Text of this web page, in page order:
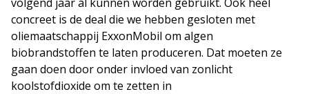
concreet is de deal die we hebben gesloten met
oliemaatschappij ExxonMobil om algen
biobrandstoffen te laten produceren. Dat moeten ze
gaan doen door onder invloed van zonlicht
koolstofdioxide om te zetten in